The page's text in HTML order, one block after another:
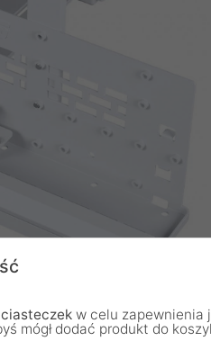
ciasteczek w celu zapewnienia
mógł dodać produkt do